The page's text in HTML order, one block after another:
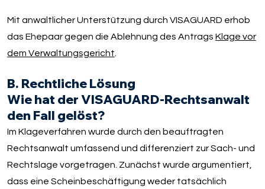
Mit anwaltlicher Unterstützung durch VISAGUARD erhob
das Ehepaar gegen die Ablehnung des Antrags Klage vor
dem Verwaltungsgericht
B. Rechtliche Lösung
Wie hat der VISAGUARD-Rechtsanwalt
den Fall gelöst?
Im Klageverfahren wurde durch den beauftragten
Rechtsanwalt umfassend und differenziert zur Sach- und
Rechtslage vorgetragen. Zunächst wurde argumentiert,
dass eine Scheinbeschäftigung weder tatsächlich